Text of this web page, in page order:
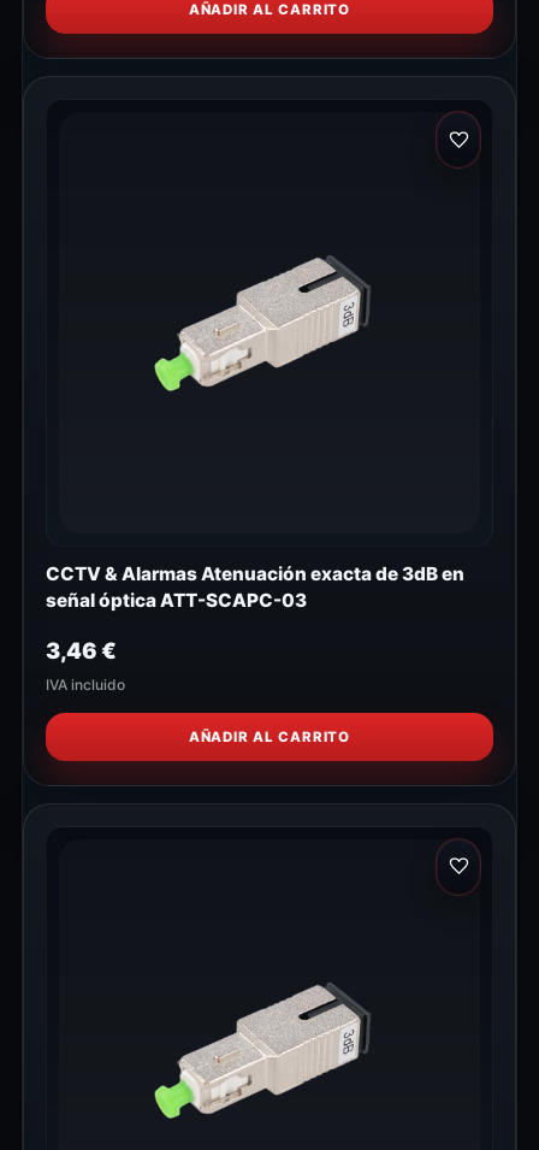
AÑADIR AL CARRITO
CCTV & Alarmas Atenuación exacta de 3dB en
señal óptica ATT-SCAPC-03
3,46€
IVA incluido
AÑADIR AL CARRITO